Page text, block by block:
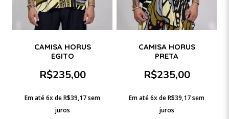
CAMISA HORUS
EGITO
R$235,00
Em até 6x deR$39,17sem
juros
CAMISA HORUS
PRETA
R$235,00
Em até 6x deR$39,17sem
juros